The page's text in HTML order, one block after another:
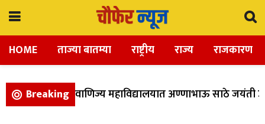
HOME ताज्या बातम्या राष्ट्रीय राज्य राजकारण
Breaking
आणि वाणिज्य महाविद्यालयात अण्णाभाऊ साठे जयंती